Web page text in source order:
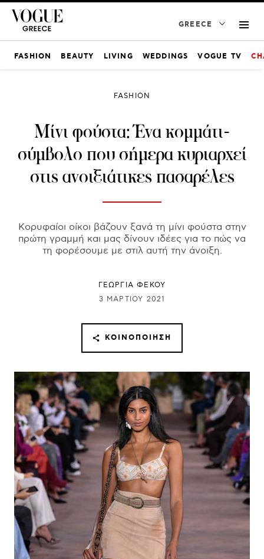
GREECE
FASHION BEAUTY LIVING WEDDINGS VOGUE TV
FASHION
Mίνι φούστα: Ένα κομμάτι-
σύμβολο που σήμερα κυριαρχεί
στις ανοιξιάτικες πασαρέλες
Κορυφαίοι οίκοι βάζουν ξανά τη μίνι φούστα στην
πρώτη γραμμή και μας δίνουν ιδέες για το πώς να
τη φορέσουμε με στιλ αυτή την άνοιξη.
ΓΕΩΡΓΙΑ ΦΕΚΟΥ
3 ΜΑΡΤΊΟΥ 2021
ΚΟΙΝΟΠΟΊΗΣΗ